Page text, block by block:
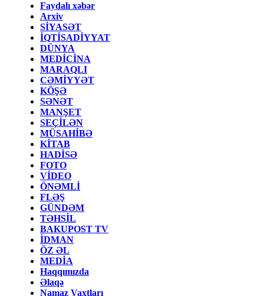
Faydalı xəbər
Arxiv
SİYASƏT
İQTİSADİYYAT
DÜNYA
MEDİCİNA
MARAQLI
CƏMİYYƏT
KÖŞƏ
SƏNƏT
MANŞET
SEÇİLƏN
MÜSAHİBƏ
KİTAB
HADİSƏ
FOTO
VİDEO
ÖNƏMLİ
FLƏŞ
GÜNDƏM
TƏHSİL
BAKUPOST TV
İDMAN
ÖZ ƏL
MEDİA
Haqqımızda
Əlaqə
Namaz Vaxtları